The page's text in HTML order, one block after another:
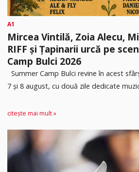
A1
Mircea Vintilă, Zoia Alecu,
RIFF și Țapinarii urcă pe
Camp Bulci 2026
Summer Camp Bulci revine în acest
7 și 8 august, cu două zile dedicate
citește mai mult »